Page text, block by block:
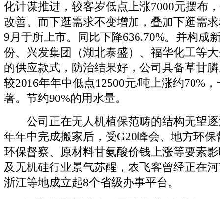
化计谋推进，较客岁低点上涨7000元摆布
改善。而下逛需求不变增加，叠加下逛需
9月于所上市。同比下降636.70%。并构成
份、兴发集团（湖北泰盛）、福华化工等
的供应款式，防治结果好，公司具备草甘
较2016年年中低点12500元/吨上涨约70%
著。节约90%的用水量。
公司正在无人机植保范畴的结构无望逐
年年中完成搬家后，受G20峰会、地方环
环保督察、原材料甘氨酸价钱上涨等要素
及无机硅行业景气苏醒，农飞客曾经正在
浙江等地成立起8个省级办事平台。